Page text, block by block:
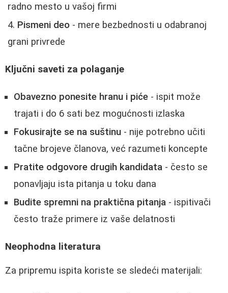
radno mesto u vašoj firmi
Pismeni deo - mere bezbednosti u odabranoj
grani privrede
Ključni saveti za polaganje
Obavezno ponesite hranu i piće - ispit može
trajati i do 6 sati bez mogućnosti izlaska
Fokusirajte se na suštinu - nije potrebno učiti
tačne brojeve članova, već razumeti koncepte
Pratite odgovore drugih kandidata - često se
ponavljaju ista pitanja u toku dana
Budite spremni na praktična pitanja - ispitivači
često traže primere iz vaše delatnosti
Neophodna literatura
Za pripremu ispita koriste se sledeći materijali: